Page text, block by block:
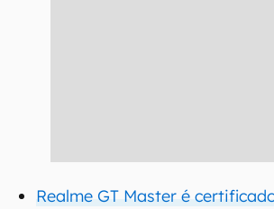
Realme GT Master é